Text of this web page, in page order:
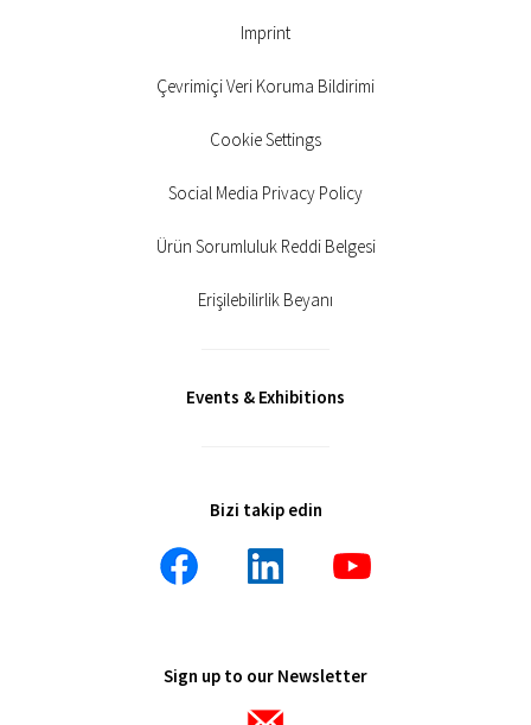
Imprint
Çevrimiçi Veri Koruma Bildirimi
Cookie Settings
Social Media Privacy Policy
Ürün Sorumluluk Reddi Belgesi
Erişilebilirlik Beyanı
Events & Exhibitions
Bizi takip edin
Sign up to our Newsletter